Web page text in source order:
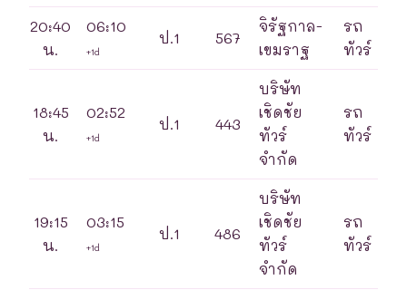
20:40
น.
06:10
+1d
ป.1 567
จิรัฐกาล-
เขมราฐ
รถ
ทัวร์
18:45
น.
02:52
+1d
ป.1 443
บริษัท
เชิดชัย
ทัวร์
จำกัด
รถ
ทัวร์
19:15
น.
03:15
+1d
ป.1 486
บริษัท
เชิดชัย
ทัวร์
จำกัด
รถ
ทัวร์